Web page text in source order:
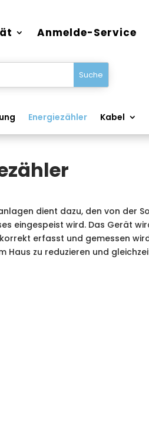
Anmelde-Service
Energiezähler Kabel
dient dazu, den von der
eingespeist wird. Das Gerät
erfasst und gemessen
zu reduzieren und